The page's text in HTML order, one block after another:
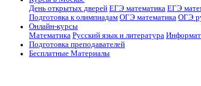
День открытых дверей ЕГЭ математика ЕГЭ
Подготовка к олимпиадам ОГЭ математика ОГЭ
Онлайн-курсы
Математика Русский язык и литература
Подготовка преподавателей
Бесплатные Материалы